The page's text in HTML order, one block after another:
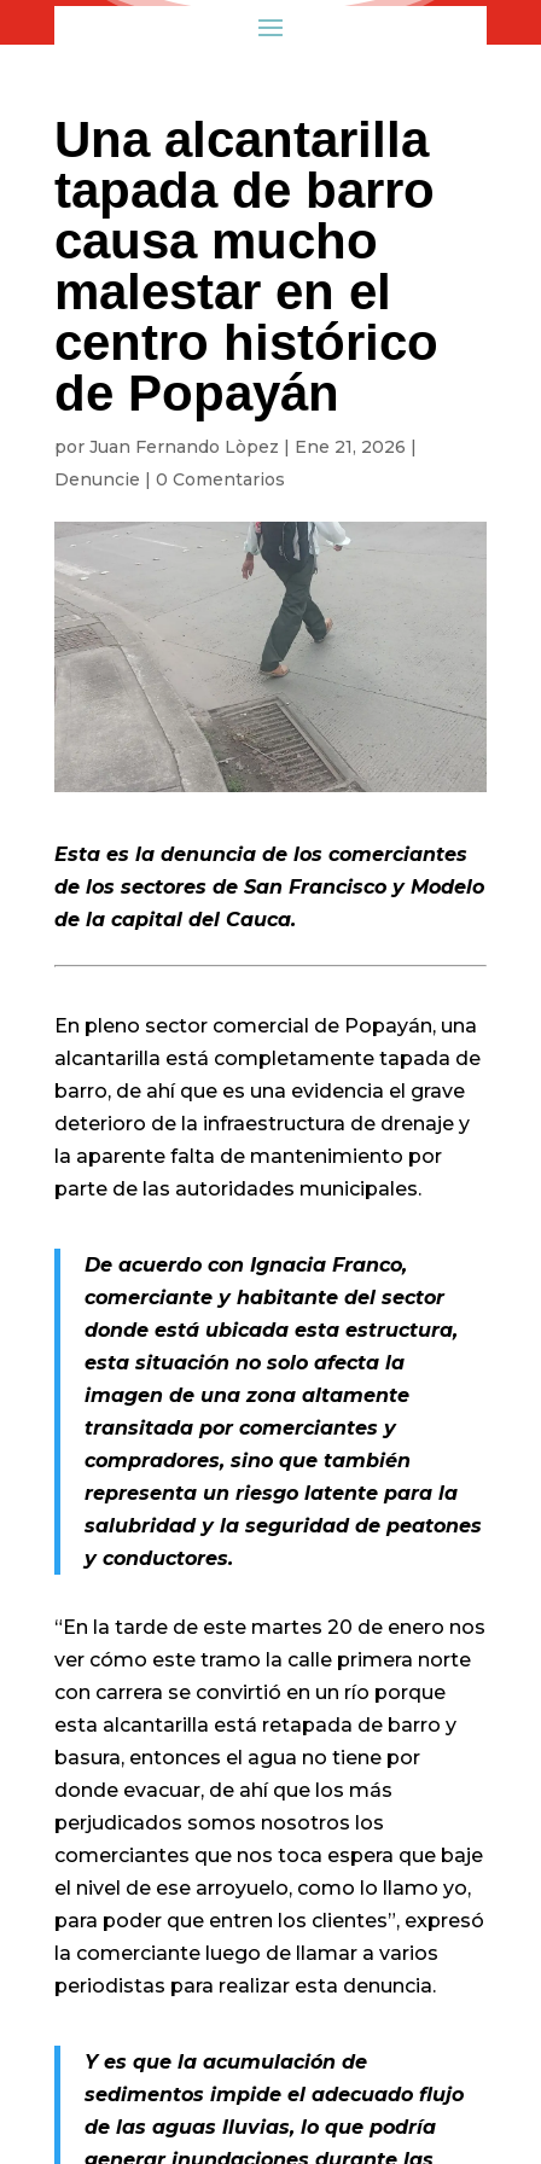
Una alcantarilla
tapada de barro
causa mucho
malestar en el
centro histórico
de Popayán
por Juan Fernando Lòpez | Ene 21, 2026 |
Denuncie | 0 Comentarios
Esta es la denuncia de los comerciantes
de los sectores de San Francisco y Modelo
de la capital del Cauca.
En pleno sector comercial de Popayán, una
alcantarilla está completamente tapada de
barro, de ahí que es una evidencia el grave
deterioro de la infraestructura de drenaje y
la aparente falta de mantenimiento por
parte de las autoridades municipales.
De acuerdo con Ignacia Franco,
comerciante y habitante del sector
donde está ubicada esta estructura,
esta situación no solo afecta la
imagen de una zona altamente
transitada por comerciantes y
compradores, sino que también
representa un riesgo latente para la
salubridad y la seguridad de peatones
y conductores.
“En la tarde de este martes 20 de enero nos
ver cómo este tramo la calle primera norte
con carrera se convirtió en un río porque
esta alcantarilla está retapada de barro y
basura, entonces el agua no tiene por
donde evacuar, de ahí que los más
perjudicados somos nosotros los
comerciantes que nos toca espera que baje
el nivel de ese arroyuelo, como lo llamo yo,
para poder que entren los clientes”, expresó
la comerciante luego de llamar a varios
periodistas para realizar esta denuncia.
Y es que la acumulación de
sedimentos impide el adecuado flujo
de las aguas lluvias, lo que podría